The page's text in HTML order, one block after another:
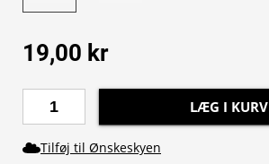
19,00 kr
LÆG I KURV
Tilføj til Ønskeskyen